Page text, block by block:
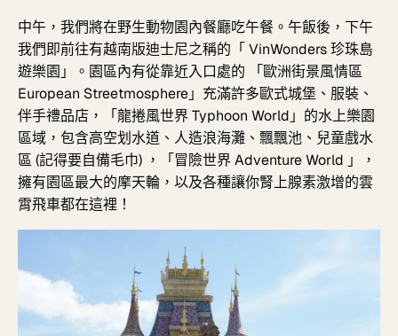
中午，我們將在野生動物園內餐廳吃午餐。午飯後，下午
我們即前往有越南版迪士尼之稱的「 VinWonders 珍珠島
遊樂園」。園區內有從靠近入口處的 「歐洲街景風情區
European Streetmosphere」充滿許多歐式城堡、 服裝、
伴手禮品店，「龍捲風世界 Typhoon World」的水上樂園
區域，包含高空划水道、人造浪海灘、飄飄池、兒童戲水
區 (記得要自備毛巾) ，「冒險世界 Adventure World 」，
擁有園區最大的摩天輪，以及各種讓你腎上腺素激增的雲
霄飛車都在這裡！